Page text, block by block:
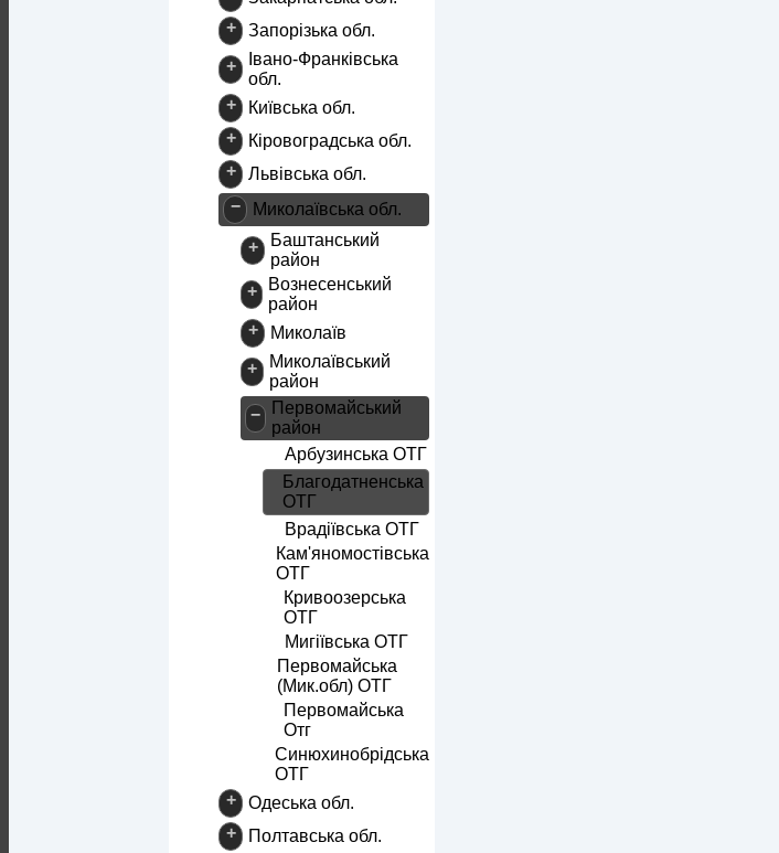
+
Запорізька обл.
+
Івано-Франківська
обл.
+
Київська обл.
+
Кіровоградська обл.
+
Львівська обл.
−
Миколаївська обл.
+
Баштанський
район
+
Вознесенський
район
+
Миколаїв
+
Миколаївський
район
−
Первомайський
район
Арбузинська ОТГ
Благодатненська
ОТГ
Врадіївська ОТГ
Кам'яномостівська
ОТГ
Кривоозерська
ОТГ
Мигіївська ОТГ
Первомайська
(Мик.обл) ОТГ
Первомайська
Отг
Синюхинобрідська
ОТГ
+
Одеська обл.
+
Полтавська обл.